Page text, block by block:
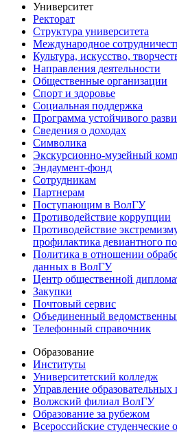
Университет
Ректорат
Структура университета
Международное
Культура, искусство,
Направления деятельности
Общественные организации
Спорт и здоровье
Социальная поддержка
Программа устойчивого
Сведения о доходах
Символика
Экскурсионно-музейный
Эндаумент-фонд
Сотрудникам
Партнерам
Поступающим в ВолГУ
Противодействие коррупции
Противодействие
профилактика девиантного
Политика в отношении
данных в ВолГУ
Центр общественной
Закупки
Почтовый сервис
Объединенный
Телефонный справочник
Образование
Институты
Университетский колледж
Управление образовательных
Волжский филиал ВолГУ
Образование за рубежом
Всероссийские